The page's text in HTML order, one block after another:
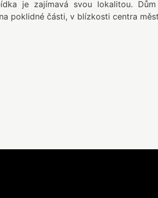
je zajímavá svou lokalitou.
poklidné části, v blízkosti centra